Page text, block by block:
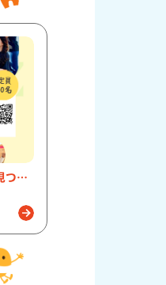
【大学生限定】未来の自分が見つかる職場見学バスツアーを開催いたします！